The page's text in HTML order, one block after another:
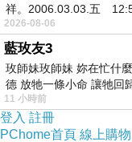
小王子把人生與
一體，言
語、思想與萬物
學習，進
祥。2006.03.03.五
2026-08-06
藍玫友3
玫師妹玫師妹 妳在忙什
德 放牠一條小命 讓牠回
11 小時前
登入 註冊
PChome首頁 線上購物